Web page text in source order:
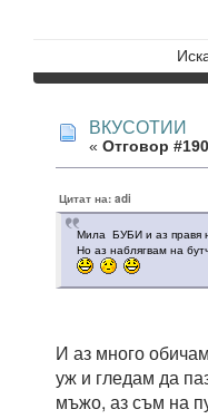
ВКУСОТИИ
« Отговор
Цитат на: adi
Мила БУБИ и аз правя
Но аз наблягвам на
И аз много
уж и гледам да
мъжо, аз съм на